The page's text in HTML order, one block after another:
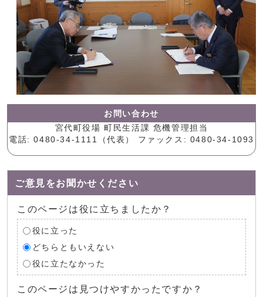
お問い合わせ
宮代町役場 町民生活課 危機管理担当
電話: 0480-34-1111（代表） ファックス: 0480-34-1093
ご意見をお聞かせください
このページは役に立ちましたか？
役に立った
どちらともいえない
役に立たなかった
このページは見つけやすかったですか？